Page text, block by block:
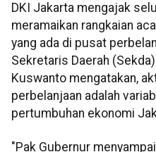
DKI Jakarta mengajak
meramaikan rangkaian
yang ada di pusat
Sekretaris Daerah
Kuswanto mengatakan,
perbelanjaan adalah
pertumbuhan ekonomi
"Pak Gubernur